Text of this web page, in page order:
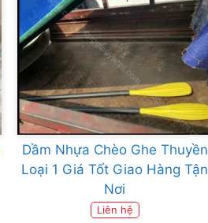
Dầm Nhựa Chèo Ghe Thuyền
Loại 1 Giá Tốt Giao Hàng Tận
Nơi
Liên hệ